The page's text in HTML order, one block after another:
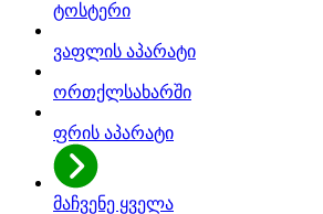
ტოსტერი
ვაფლის აპარატი
ორთქლსახარში
ფრის აპარატი
მაჩვენე ყველა